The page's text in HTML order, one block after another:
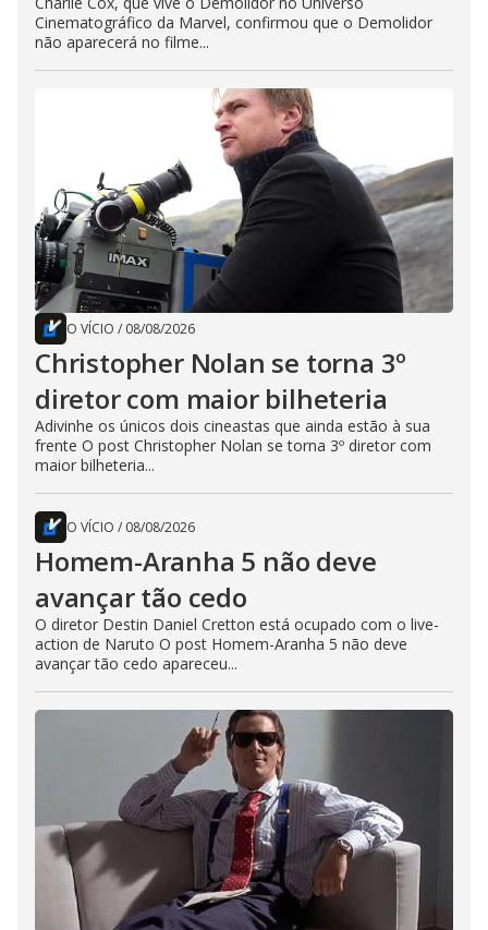
Cinematográfico da Marvel, confirmou que o Demolidor
não aparecerá no filme...
O VÍCIO / 08/08/2026
Christopher Nolan se torna 3º
diretor com maior bilheteria
Adivinhe os únicos dois cineastas que ainda estão à sua
frente O post Christopher Nolan se torna 3º diretor com
maior bilheteria...
O VÍCIO / 08/08/2026
Homem-Aranha 5 não deve
avançar tão cedo
O diretor Destin Daniel Cretton está ocupado com o live-
action de Naruto O post Homem-Aranha 5 não deve
avançar tão cedo apareceu...